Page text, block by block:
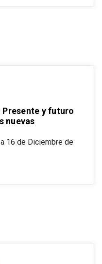
Presente y futuro
nuevas
16 de Diciembre de